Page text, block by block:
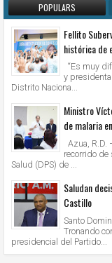
POPULARS
Fellito
histórica de
“Es muy
y presidenta
Distrito Naciona...
Ministro
de malaria
Azua, R.D.
recorrido
Salud (DPS) de ...
Saludan
Castillo
Santo
Tronando
presidencial del Partido...